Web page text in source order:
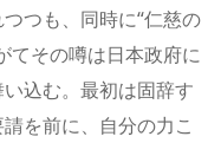
つも、同時に“仁慈の
てその噂は日本政府に
込む。最初は固辞す
を前に、自分の力こ